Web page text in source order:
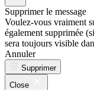
Supprimer le message
Voulez-vous vraiment
également supprimée
sera toujours visible
Annuler
Supprimer
Close